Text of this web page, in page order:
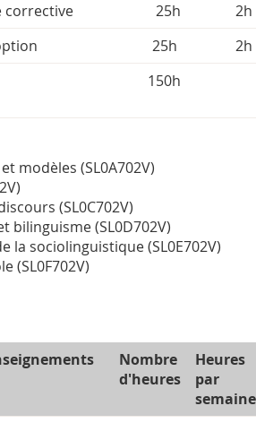
corrective 25h 2h
25h 2h
150h
modèles (SL0A702V)
(SL0C702V)
bilinguisme (SL0D702V)
la sociolinguistique (SL0E702V)
(SL0F702V)
Nombre
d'heures
Heures
par
semaine